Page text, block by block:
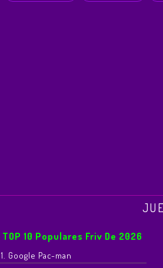
TOP 10 Populares Friv De 2026
1. Google Pac-man